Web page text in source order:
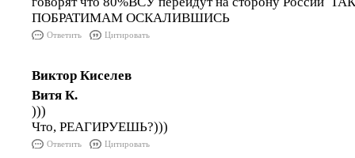
ПОБРАТИМАМ ОСКАЛИВШИСЬ
Ответить Цитировать
Виктор Киселев
Витя К.
)))
Что, РЕАГИРУЕШЬ?)))
Ответить Цитировать